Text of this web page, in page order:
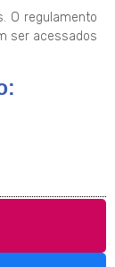
O regulamento
ser acessados